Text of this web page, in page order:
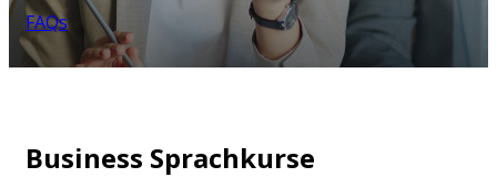
FAQs
Business Sprachkurse